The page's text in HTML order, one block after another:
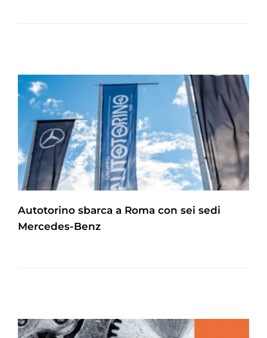
Autotorino sbarca a Roma con sei sedi
Mercedes-Benz